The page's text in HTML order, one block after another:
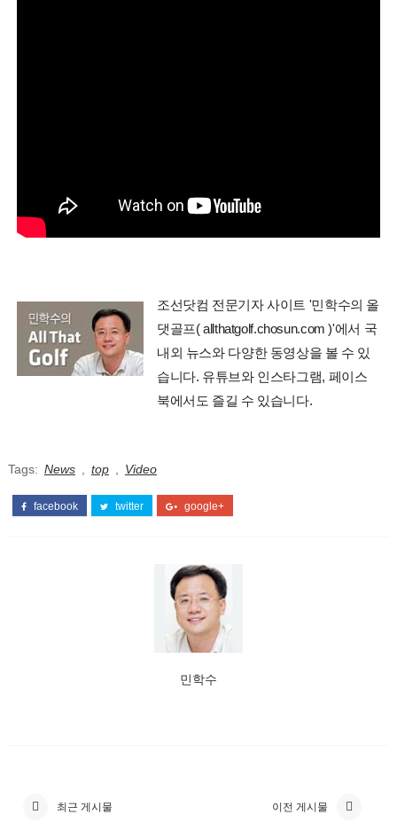
조선닷컴 전문기자 사이트 '민학수의 올
댓골프( allthatgolf.chosun.com )'에서 국
내외 뉴스와 다양한 동영상을 볼 수 있
습니다. 유튜브와 인스타그램, 페이스
북에서도 즐길 수 있습니다.
Tags: News top Video
facebook twitter google+
민학수
최근 게시물 이전 게시물